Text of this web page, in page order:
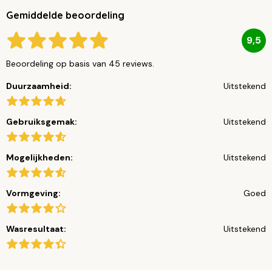
Gemiddelde beoordeling
9,5
Beoordeling op basis van 45 reviews.
Duurzaamheid: Uitstekend
Gebruiksgemak: Uitstekend
Mogelijkheden: Uitstekend
Vormgeving: Goed
Wasresultaat: Uitstekend